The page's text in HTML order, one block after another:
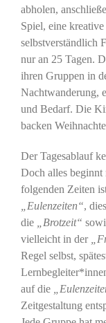
abholen,
Spiel, eine
selbstverständlich
nur an 25 Tagen.
ihren Gruppen in
Nachtwanderung,
und Bedarf. Die
backen
Der Tagesablauf
Doch alles beginnt
folgenden Zeiten
„Eulenzeiten“,
die
„Brotzeit“
vielleicht in der
Regel selbst,
auf die
Zeitgestaltung